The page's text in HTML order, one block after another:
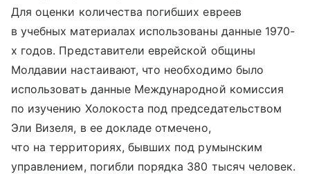
Для оценки количества погибших евреев
в учебных материалах использованы данные 1970-
х годов. Представители еврейской общины
Молдавии настаивают, что необходимо было
использовать данные Международной комиссия
по изучению Холокоста под председательством
Эли Визеля, в ее докладе отмечено,
что на территориях, бывших под румынским
управлением, погибли порядка 380 тысяч человек.